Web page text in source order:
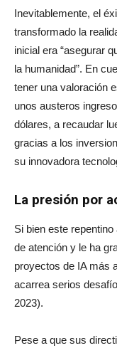
Inevitablemente, el
transformado la
inicial era “asegurar
la humanidad”. En
tener una valoración
unos austeros
dólares, a recaudar
gracias a los
su innovadora
La presión por
Si bien este
de atención y le ha
proyectos de IA más
acarrea serios
2023).
Pese a que sus